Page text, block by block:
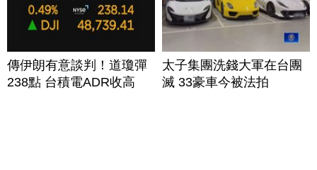
傳伊朗有意談判！道瓊彈
238點 台積電ADR收高
太子集團洗錢大軍在台團
滅 33豪車今被法拍